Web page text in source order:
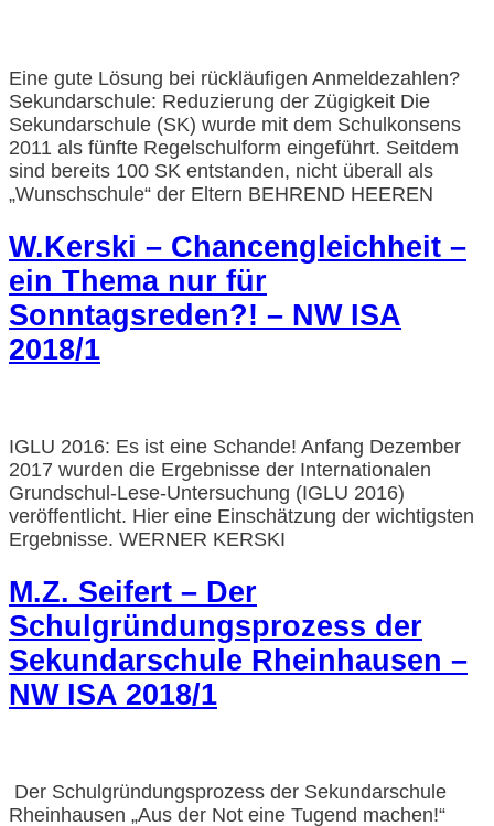
Eine gute Lösung bei rückläufigen Anmeldezahlen?
Sekundarschule: Reduzierung der Zügigkeit Die
Sekundarschule (SK) wurde mit dem Schulkonsens
2011 als fünfte Regelschulform eingeführt. Seitdem
sind bereits 100 SK entstanden, nicht überall als
„Wunschschule“ der Eltern BEHREND HEEREN
W.Kerski – Chancengleichheit –
ein Thema nur für
Sonntagsreden?! – NW ISA
2018/1
IGLU 2016: Es ist eine Schande! Anfang Dezember
2017 wurden die Ergebnisse der Internationalen
Grundschul-Lese-Untersuchung (IGLU 2016)
veröffentlicht. Hier eine Einschätzung der wichtigsten
Ergebnisse. WERNER KERSKI
M.Z. Seifert – Der
Schulgründungsprozess der
Sekundarschule Rheinhausen –
NW ISA 2018/1
Der Schulgründungsprozess der Sekundarschule
Rheinhausen „Aus der Not eine Tugend machen!“